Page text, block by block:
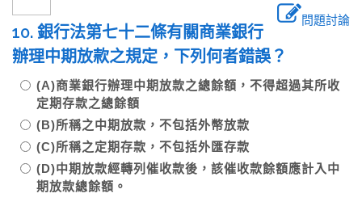
問題討論
10. 銀行法第七十二條有關商業銀行
辦理中期放款之規定，下列何者錯誤？
(A)商業銀行辦理中期放款之總餘額，不得超過其所收
定期存款之總餘額
(B)所稱之中期放款，不包括外幣放款
(C)所稱之定期存款，不包括外匯存款
(D)中期放款經轉列催收款後，該催收款餘額應計入中
期放款總餘額。